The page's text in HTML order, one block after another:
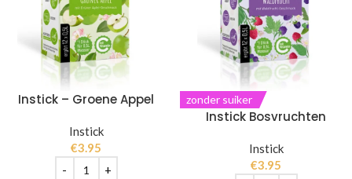
Instick – Groene Appel
Instick
€3.95
zonder suiker
Instick Bosvruchten
Instick
€3.95